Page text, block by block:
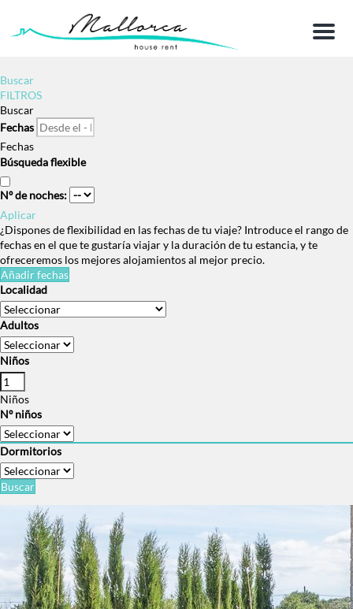
Menu
Buscar
FILTROS
Buscar
Fechas
Fechas
Búsqueda flexible
Nº de noches:
Aplicar
¿Dispones de flexibilidad en las fechas de tu viaje? Introduce el rango de
fechas en el que te gustaría viajar y la duración de tu estancia, y te
ofreceremos los mejores alojamientos al mejor precio.
Añadir fechas
Localidad
Adultos
Niños
Niños
Nº niños
Dormitorios
Buscar